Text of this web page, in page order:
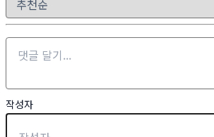
작성자